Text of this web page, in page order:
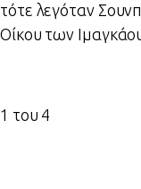
τότε λεγόταν
Οίκου των
1 του 4